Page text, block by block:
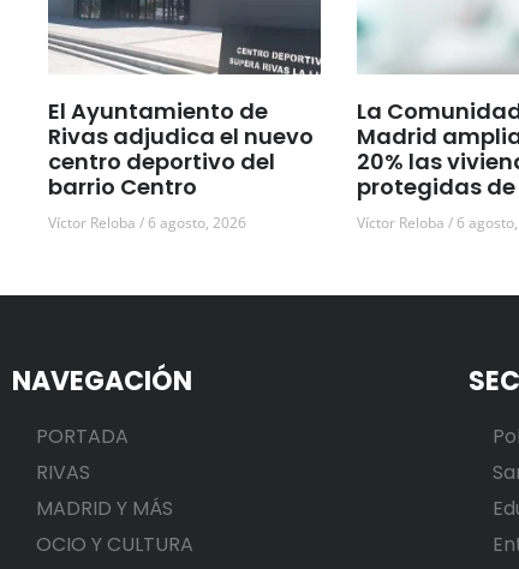
El Ayuntamiento de
Rivas adjudica el nuevo
centro deportivo del
barrio Centro
Víctor Reloba 6 agosto, 2026
La
Madrid
20% las
protegidas de
Víctor Reloba 6
NAVEGACIÓN
PORTADA
RIVAS
MADRID Y MÁS
OCIO Y CULTURA